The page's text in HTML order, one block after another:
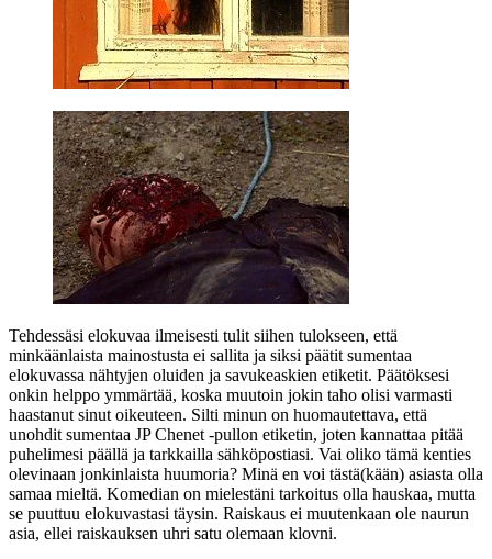
Tehdessäsi elokuvaa ilmeisesti tulit siihen tulokseen, että
minkäänlaista mainostusta ei sallita ja siksi päätit sumentaa
elokuvassa nähtyjen oluiden ja savukeaskien etiketit. Päätöksesi
onkin helppo ymmärtää, koska muutoin jokin taho olisi varmasti
haastanut sinut oikeuteen. Silti minun on huomautettava, että
unohdit sumentaa JP Chenet ‑pullon etiketin, joten kannattaa pitää
puhelimesi päällä ja tarkkailla sähköpostiasi. Vai oliko tämä kenties
olevinaan jonkinlaista huumoria? Minä en voi tästä(kään) asiasta olla
samaa mieltä. Komedian on mielestäni tarkoitus olla hauskaa, mutta
se puuttuu elokuvastasi täysin. Raiskaus ei muutenkaan ole naurun
asia, ellei raiskauksen uhri satu olemaan klovni.